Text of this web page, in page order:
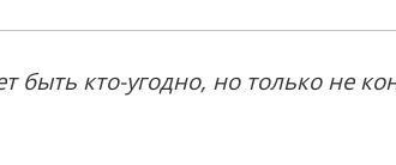
быть кто-угодно, но только не